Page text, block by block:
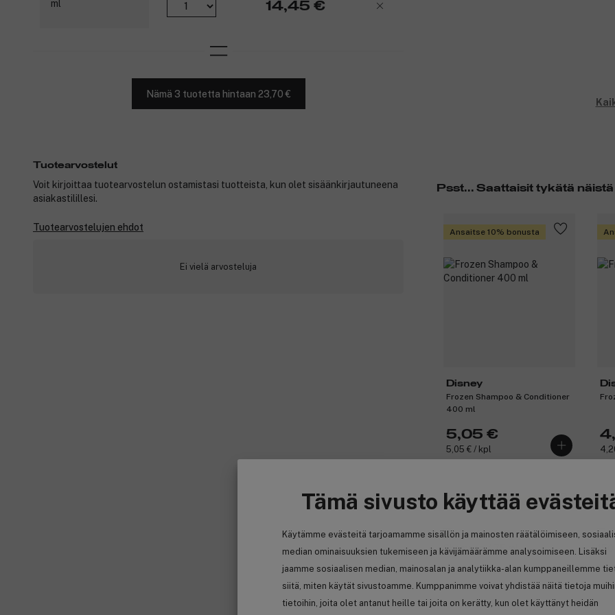
Tämä sivusto käyttää
Käytämme evästeitä tarjoamamme sisällön ja mainosten räätälöimiseen,
median ominaisuuksien tukemiseen ja kävijämäärämme analysoimiseen. Lisäksi
jaamme sosiaalisen median, mainosalan ja analytiikka-alan kumppaneillemme
siitä, miten käytät sivustoamme. Kumppanimme voivat yhdistää näitä tietoja
tietoihin, joita olet antanut heille tai joita on kerätty, kun olet käyttänyt heidän
14,45 €
Nämä 3 tuotetta hintaan 23,70 €
Psst... Saattaisit tykätä näistä
Ansaitse 10% bonusta
Disney
Frozen Shampoo & Conditioner
400 ml
5,05 €
5,05 € / kpl
Ansaitse 10% bonusta
Tuotearvostelut
Voit kirjoittaa tuotearvostelun ostamistasi tuotteista, kun olet sisäänkirjautuneena
asiakastilillesi.
Tuotearvostelujen ehdot
Ei vielä arvosteluja